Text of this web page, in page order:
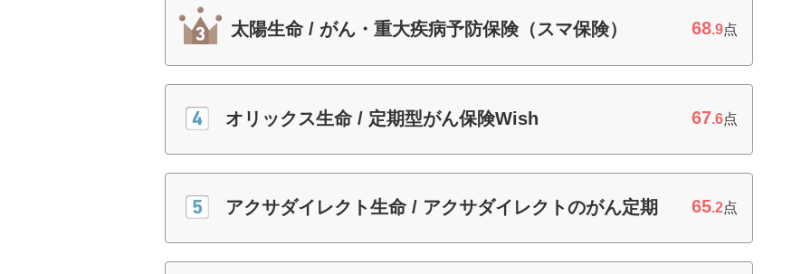
太陽生命 / がん・重大疾病予防保険（スマ保険） 68.9点
オリックス生命 / 定期型がん保険Wish 67.6点
アクサダイレクト生命 / アクサダイレクトのがん定期 65.2点